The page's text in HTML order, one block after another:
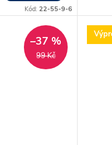
Kód:22-55-9-6
99 Kč
–37 %